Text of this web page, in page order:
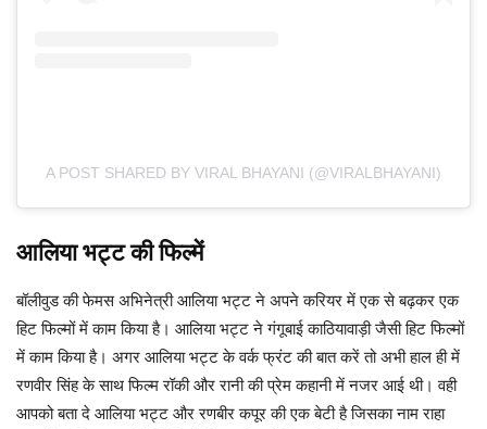
A POST SHARED BY VIRAL BHAYANI (@VIRALBHAYANI)
आलिया भट्ट की फिल्में
बॉलीवुड की फेमस अभिनेत्री आलिया भट्ट ने अपने करियर में एक से बढ़कर एक
हिट फिल्मों में काम किया है। आलिया भट्ट ने गंगूबाई काठियावाड़ी जैसी हिट फिल्मों
में काम किया है। अगर आलिया भट्ट के वर्क फ्रंट की बात करें तो अभी हाल ही में
रणवीर सिंह के साथ फिल्म रॉकी और रानी की प्रेम कहानी में नजर आई थी। वही
आपको बता दे आलिया भट्ट और रणबीर कपूर की एक बेटी है जिसका नाम राहा